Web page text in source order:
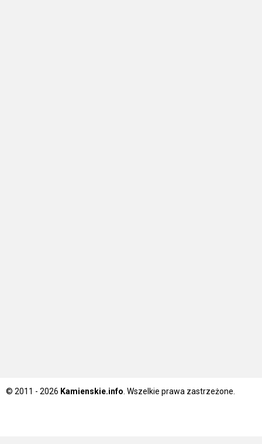
© 2011 - 2026 Kamienskie.info . Wszelkie prawa zastrzeżone.